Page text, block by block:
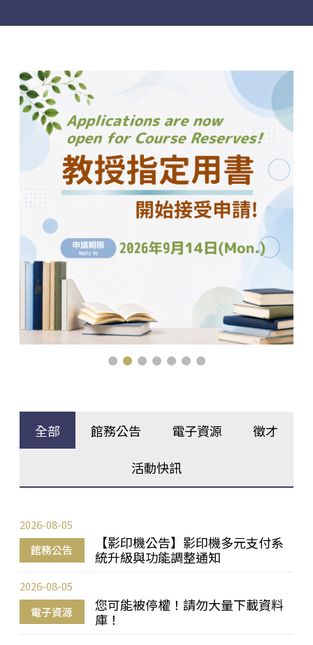
全部 館務公告 電子資源 徵才
活動快訊
館務公告
【影印機公告】影印機多元支付系
統升級與功能調整通知
2026-08-05
電子資源
您可能被停權！請勿大量下載資料
庫！
2026-08-05